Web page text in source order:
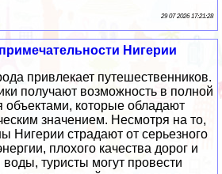
29 07 2026 17:21:28
Нигерии
привлекает путешественников.
получают возможность в полной
объектами, которые обладают
значением. Несмотря на то,
Нигерии страдают от серьезного
плохого качества дорог и
воды, туристы могут провести